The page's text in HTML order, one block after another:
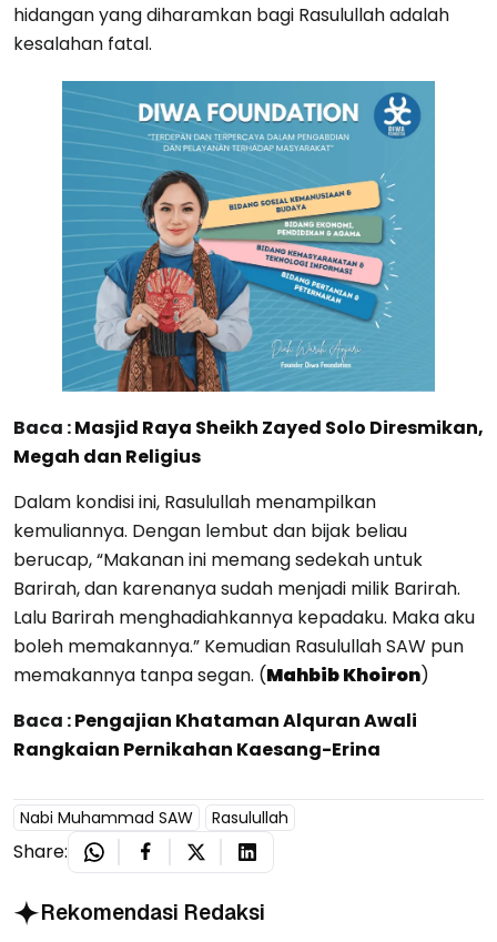
hidangan yang diharamkan bagi Rasulullah adalah
kesalahan fatal.
Baca :Masjid Raya Sheikh Zayed Solo Diresmikan,
Megah dan Religius
Dalam kondisi ini, Rasulullah menampilkan
kemuliannya. Dengan lembut dan bijak beliau
berucap, “Makanan ini memang sedekah untuk
Barirah, dan karenanya sudah menjadi milik Barirah.
Lalu Barirah menghadiahkannya kepadaku. Maka aku
boleh memakannya.” Kemudian Rasulullah SAW pun
memakannya tanpa segan. (Mahbib Khoiron)
Baca :Pengajian Khataman Alquran Awali
Rangkaian Pernikahan Kaesang-Erina
Nabi Muhammad SAW Rasulullah
Share:
Rekomendasi Redaksi